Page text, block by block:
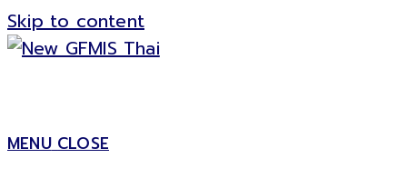
Skip to content
MENU CLOSE